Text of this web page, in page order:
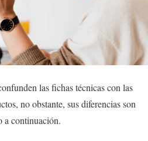
las fichas técnicas con las
no obstante, sus diferencias son
a continuación.